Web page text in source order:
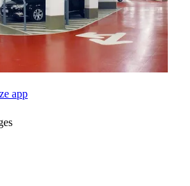
app